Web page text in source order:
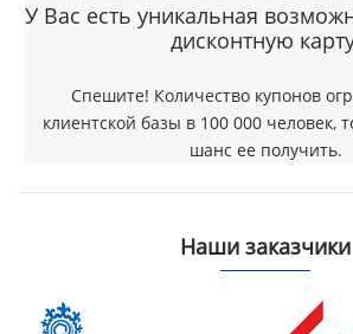
У Вас есть уникальная
дисконтную
Спешите! Количество купонов
клиентской базы в 100 000 человек,
шанс ее получить.
Наши заказчики